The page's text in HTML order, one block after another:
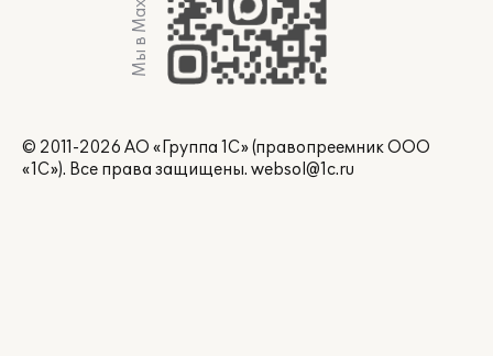
Мы в Max
© 2011-2026 АО «Группа 1С» (правопреемник ООО
«1С»). Все права защищены. websol@1c.ru